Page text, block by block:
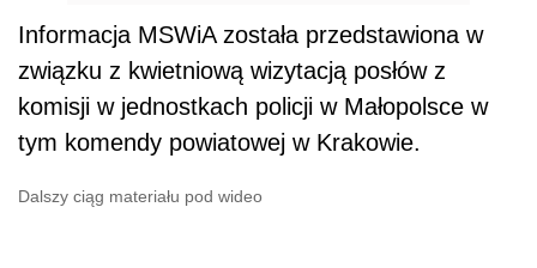
Informacja MSWiA została przedstawiona w
związku z kwietniową wizytacją posłów z
komisji w jednostkach policji w Małopolsce w
tym komendy powiatowej w Krakowie.
Dalszy ciąg materiału pod wideo